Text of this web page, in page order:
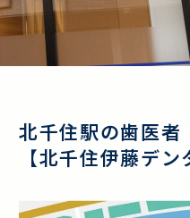
北千住駅の歯医者
【北千住伊藤デン